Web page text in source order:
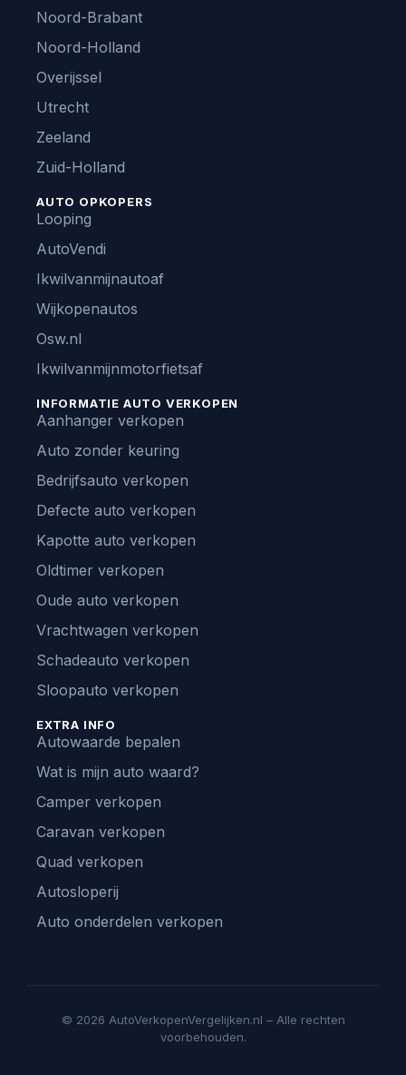
Noord-Brabant
Noord-Holland
Overijssel
Utrecht
Zeeland
Zuid-Holland
AUTO OPKOPERS
Looping
AutoVendi
Ikwilvanmijnautoaf
Wijkopenautos
Osw.nl
Ikwilvanmijnmotorfietsaf
INFORMATIE AUTO VERKOPEN
Aanhanger verkopen
Auto zonder keuring
Bedrijfsauto verkopen
Defecte auto verkopen
Kapotte auto verkopen
Oldtimer verkopen
Oude auto verkopen
Vrachtwagen verkopen
Schadeauto verkopen
Sloopauto verkopen
EXTRA INFO
Autowaarde bepalen
Wat is mijn auto waard?
Camper verkopen
Caravan verkopen
Quad verkopen
Autosloperij
Auto onderdelen verkopen
© 2026 AutoVerkopenVergelijken.nl – Alle rechten
voorbehouden.